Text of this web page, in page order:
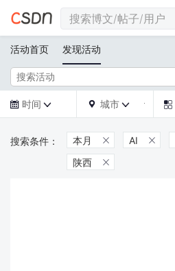
活动首页 发现活动
 时间   城市  
本月  AI 
陕西 